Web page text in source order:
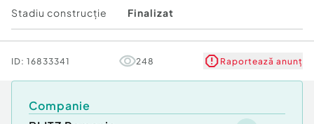
Se predă liber și este disponibil imediat pentru
închiriere.
Avantaje:
* Zonă bună – Cetate
* Compartimentare practică (open-space +
Stadiu construcţie Finalizat
ID: 16833341 248 Raportează anunț
Companie